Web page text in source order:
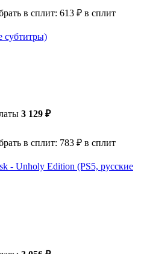
в сплит: 613 ₽ в сплит
субтитры)
3 129 ₽
в сплит: 783 ₽ в сплит
- Unholy Edition (PS5, русские